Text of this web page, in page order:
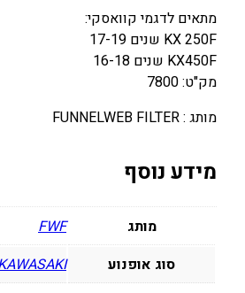
₪
.
כ
ב
י
ש
A
A
A
מתאים לדגמי קוואסקי:
KX 250F שנים 17-19
KX450F שנים 16-18
מק"ט: 7800
מותג : FUNNELWEB FILTER
מידע נוסף
מותג
FWF
סוג אופנוע